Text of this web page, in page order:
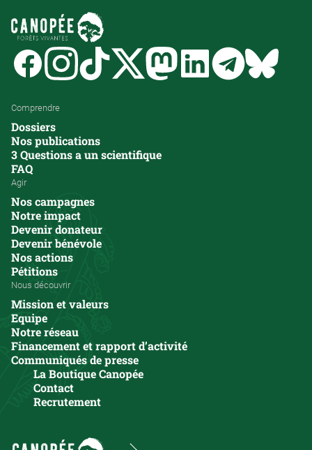
FacebookInstagramTiktok Twitter MastodonLinkedinTelegram
Comprendre
Dossiers
Nos publications
3 Questions a un scientifique
FAQ
Agir
Nos campagnes
Notre impact
Devenir donateur
Devenir bénévole
Nos actions
Pétitions
Nous découvrir
Mission et valeurs
Equipe
Notre réseau
Financement et rapport d’activité
Communiqués de presse
La Boutique Canopée
Contact
Recrutement